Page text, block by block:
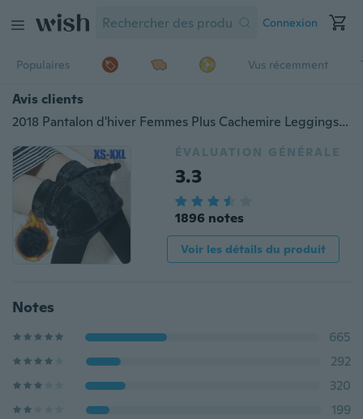
Connexion
Populaires Vus récemment
Avis clients
2018 Pantalon d'hiver Femmes Plus Cachemire Leggings Super Élastique Casual Slim Chaud Leggings Velours Tricoté Leggings
ÉVALUATION GÉNÉRALE
3.3
1896 notes
Voir les détails du produit
Notes
665
292
320
199